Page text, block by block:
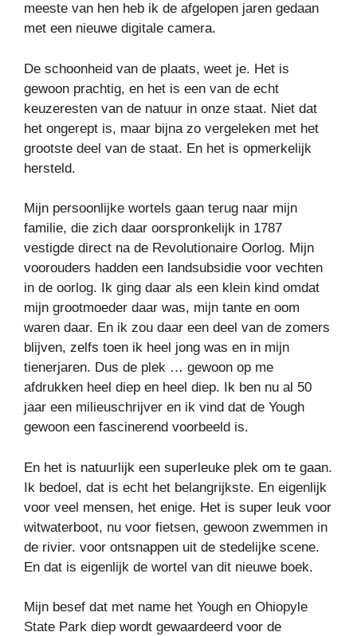
meeste van hen heb ik de afgelopen jaren gedaan
met een nieuwe digitale camera.
De schoonheid van de plaats, weet je. Het is
gewoon prachtig, en het is een van de echt
keuzeresten van de natuur in onze staat. Niet dat
het ongerept is, maar bijna zo vergeleken met het
grootste deel van de staat. En het is opmerkelijk
hersteld.
Mijn persoonlijke wortels gaan terug naar mijn
familie, die zich daar oorspronkelijk in 1787
vestigde direct na de Revolutionaire Oorlog. Mijn
voorouders hadden een landsubsidie ​​voor vechten
in de oorlog. Ik ging daar als een klein kind omdat
mijn grootmoeder daar was, mijn tante en oom
waren daar. En ik zou daar een deel van de zomers
blijven, zelfs toen ik heel jong was en in mijn
tienerjaren. Dus de plek … gewoon op me
afdrukken heel diep en heel diep. Ik ben nu al 50
jaar een milieuschrijver en ik vind dat de Yough
gewoon een fascinerend voorbeeld is.
En het is natuurlijk een superleuke plek om te gaan.
Ik bedoel, dat is echt het belangrijkste. En eigenlijk
voor veel mensen, het enige. Het is super leuk voor
witwaterboot, nu voor fietsen, gewoon zwemmen in
de rivier. voor ontsnappen uit de stedelijke scene.
En dat is eigenlijk de wortel van dit nieuwe boek.
Mijn besef dat met name het Yough en Ohiopyle
State Park diep wordt gewaardeerd voor de